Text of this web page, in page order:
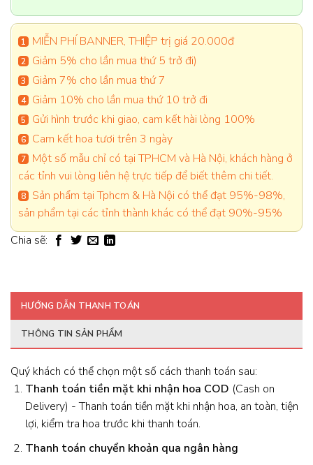
MIỄN PHÍ BANNER, THIỆP trị giá 20.000đ
Giảm 5% cho lần mua thứ 5 trở đi)
Giảm 7% cho lần mua thứ 7
Giảm 10% cho lần mua thứ 10 trở đi
Gửi hình trước khi giao, cam kết hài lòng 100%
Cam kết hoa tươi trên 3 ngày
Một số mẫu chỉ có tại TPHCM và Hà Nội, khách hàng ở
các tỉnh vui lòng liên hệ trực tiếp để biết thêm chi tiết.
Sản phẩm tại Tphcm & Hà Nội có thể đạt 95%-98%,
sản phẩm tại các tỉnh thành khác có thể đạt 90%-95%
Chia sẽ:
HƯỚNG DẪN THANH TOÁN
THÔNG TIN SẢN PHẨM
Quý khách có thể chọn một số cách thanh toán sau:
Thanh toán tiền mặt khi nhận hoa COD (Cash on
Delivery) - Thanh toán tiền mặt khi nhận hoa, an toàn, tiện
lợi, kiểm tra hoa trước khi thanh toán.
Thanh toán chuyển khoản qua ngân hàng